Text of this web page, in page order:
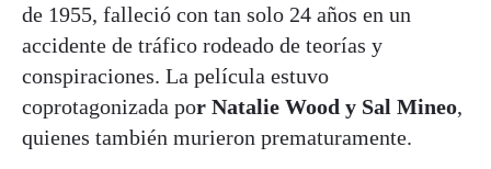
de 1955, falleció con tan solo 24 años en un
accidente de tráfico rodeado de teorías y
conspiraciones. La película estuvo
coprotagonizada por Natalie Wood y Sal Mineo,
quienes también murieron prematuramente.